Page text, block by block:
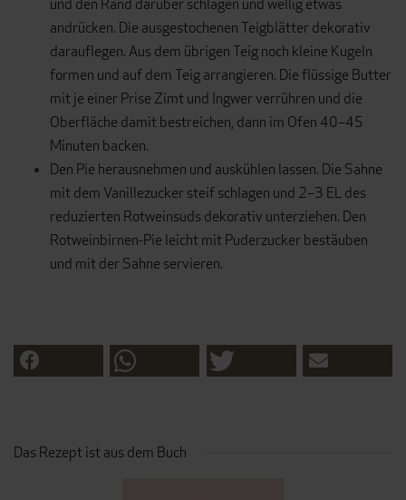
und den Rand darüber schlagen und wellig etwas
andrücken. Die ausgestochenen Teigblätter dekorativ
darauflegen. Aus dem übrigen Teig noch kleine Kugeln
formen und auf dem Teig arrangieren. Die flüssige Butter
mit je einer Prise Zimt und Ingwer verrühren und die
Oberfläche damit bestreichen, dann im Ofen 40–45
Minuten backen.
Den Pie herausnehmen und auskühlen lassen. Die Sahne
mit dem Vanillezucker steif schlagen und 2–3 EL des
reduzierten Rotweinsuds dekorativ unterziehen. Den
Rotweinbirnen-Pie leicht mit Puderzucker bestäuben
und mit der Sahne servieren.
Das Rezept ist aus dem Buch